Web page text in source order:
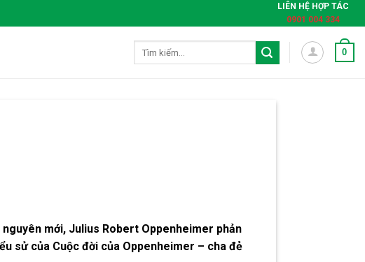
LIÊN HỆ HỢP TÁC
0901 004 334
0
mới, Julius Robert Oppenheimer phản
sử của Cuộc đời của Oppenheimer – cha đẻ